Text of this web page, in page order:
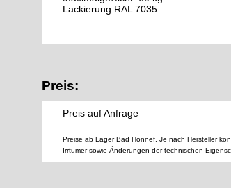
Lackierung RAL 7035
Preis:
Preis auf Anfrage
Preise ab Lager Bad Honnef. Je nach Hersteller
Irrtümer sowie Änderungen der technischen